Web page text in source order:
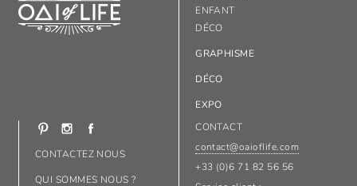
ENFANT
DÉCO
GRAPHISME
DÉCO
EXPO
CONTACTEZ NOUS
QUI SOMMES NOUS ?
CONTACT
contact@oaioflife.com
+33 (0)6 71 82 56 56